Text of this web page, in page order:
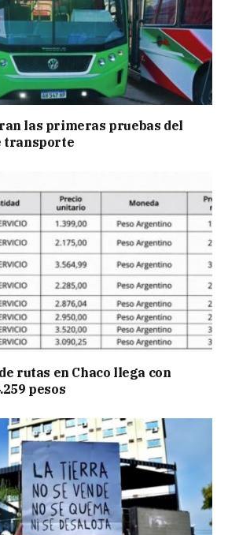
las primeras pruebas del
transporte
rutas en Chaco llega con
pesos